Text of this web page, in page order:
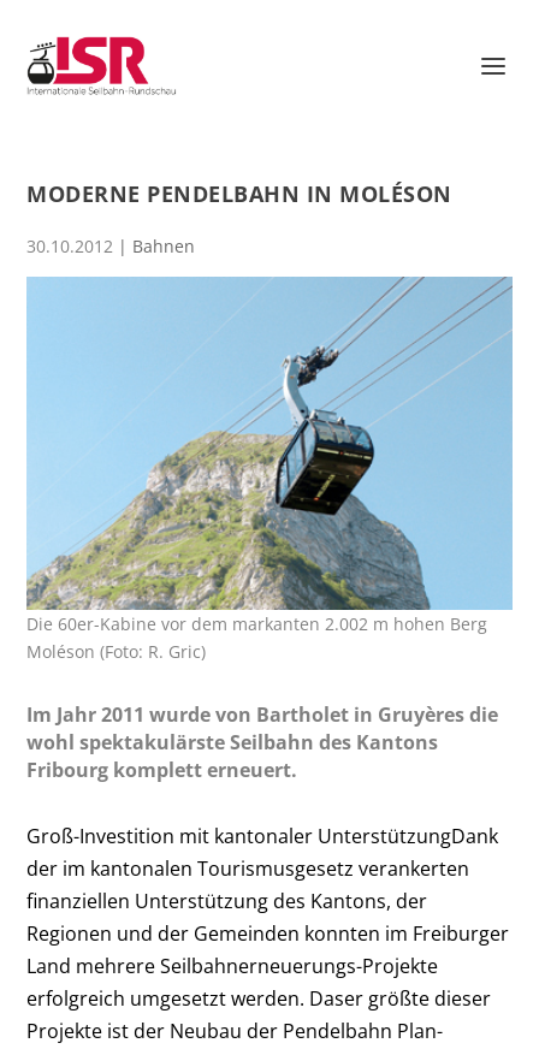
MODERNE PENDELBAHN IN MOLÉSON
30.10.2012 | Bahnen
Die 60er-Kabine vor dem markanten 2.002 m hohen Berg
Moléson (Foto: R. Gric)
Im Jahr 2011 wurde von Bartholet in Gruyères die
wohl spektakulärste Seilbahn des Kantons
Fribourg komplett erneuert.
Groß-Investition mit kantonaler UnterstützungDank
der im kantonalen Tourismusgesetz verankerten
finanziellen Unterstützung des Kantons, der
Regionen und der Gemeinden konnten im Freiburger
Land mehrere Seilbahnerneuerungs-Projekte
erfolgreich umgesetzt werden. Daser größte dieser
Projekte ist der Neubau der Pendelbahn Plan-